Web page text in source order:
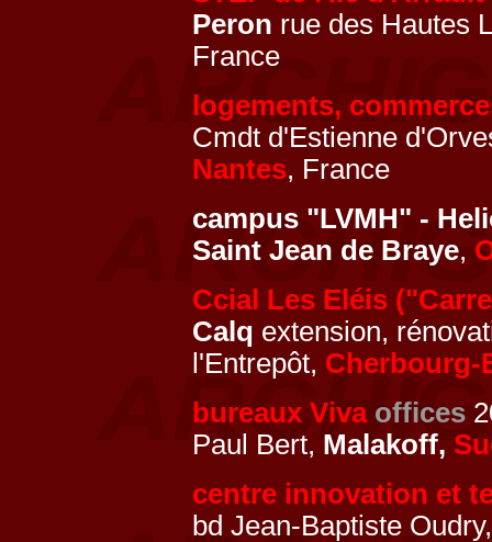
Peron rue des Hautes
France
logements,
Cmdt d'Estienne
Nantes, France
campus "LVMH" -
Saint Jean de Braye,
Ccial Les Eléis
Calq extension,
l'Entrepôt, Cherbourg-
bureaux Viva offices
Paul Bert, Malakoff,
centre innovation et
bd Jean-Baptiste